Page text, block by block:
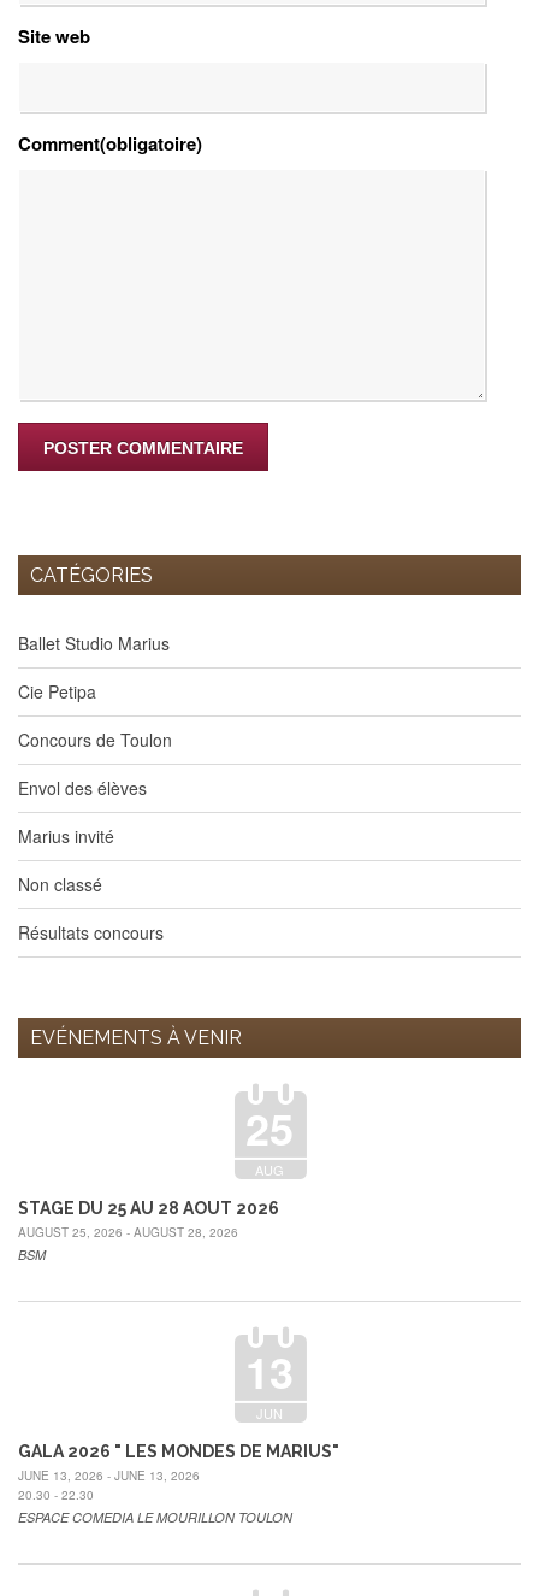
Site web
Comment(obligatoire)
CATÉGORIES
Ballet Studio Marius
Cie Petipa
Concours de Toulon
Envol des élèves
Marius invité
Non classé
Résultats concours
EVÉNEMENTS À VENIR
25
AUG
STAGE DU 25 AU 28 AOUT 2026
AUGUST 25, 2026 - AUGUST 28, 2026
BSM
13
JUN
GALA 2026 " LES MONDES DE MARIUS"
JUNE 13, 2026 - JUNE 13, 2026
20.30 - 22.30
ESPACE COMEDIA LE MOURILLON TOULON